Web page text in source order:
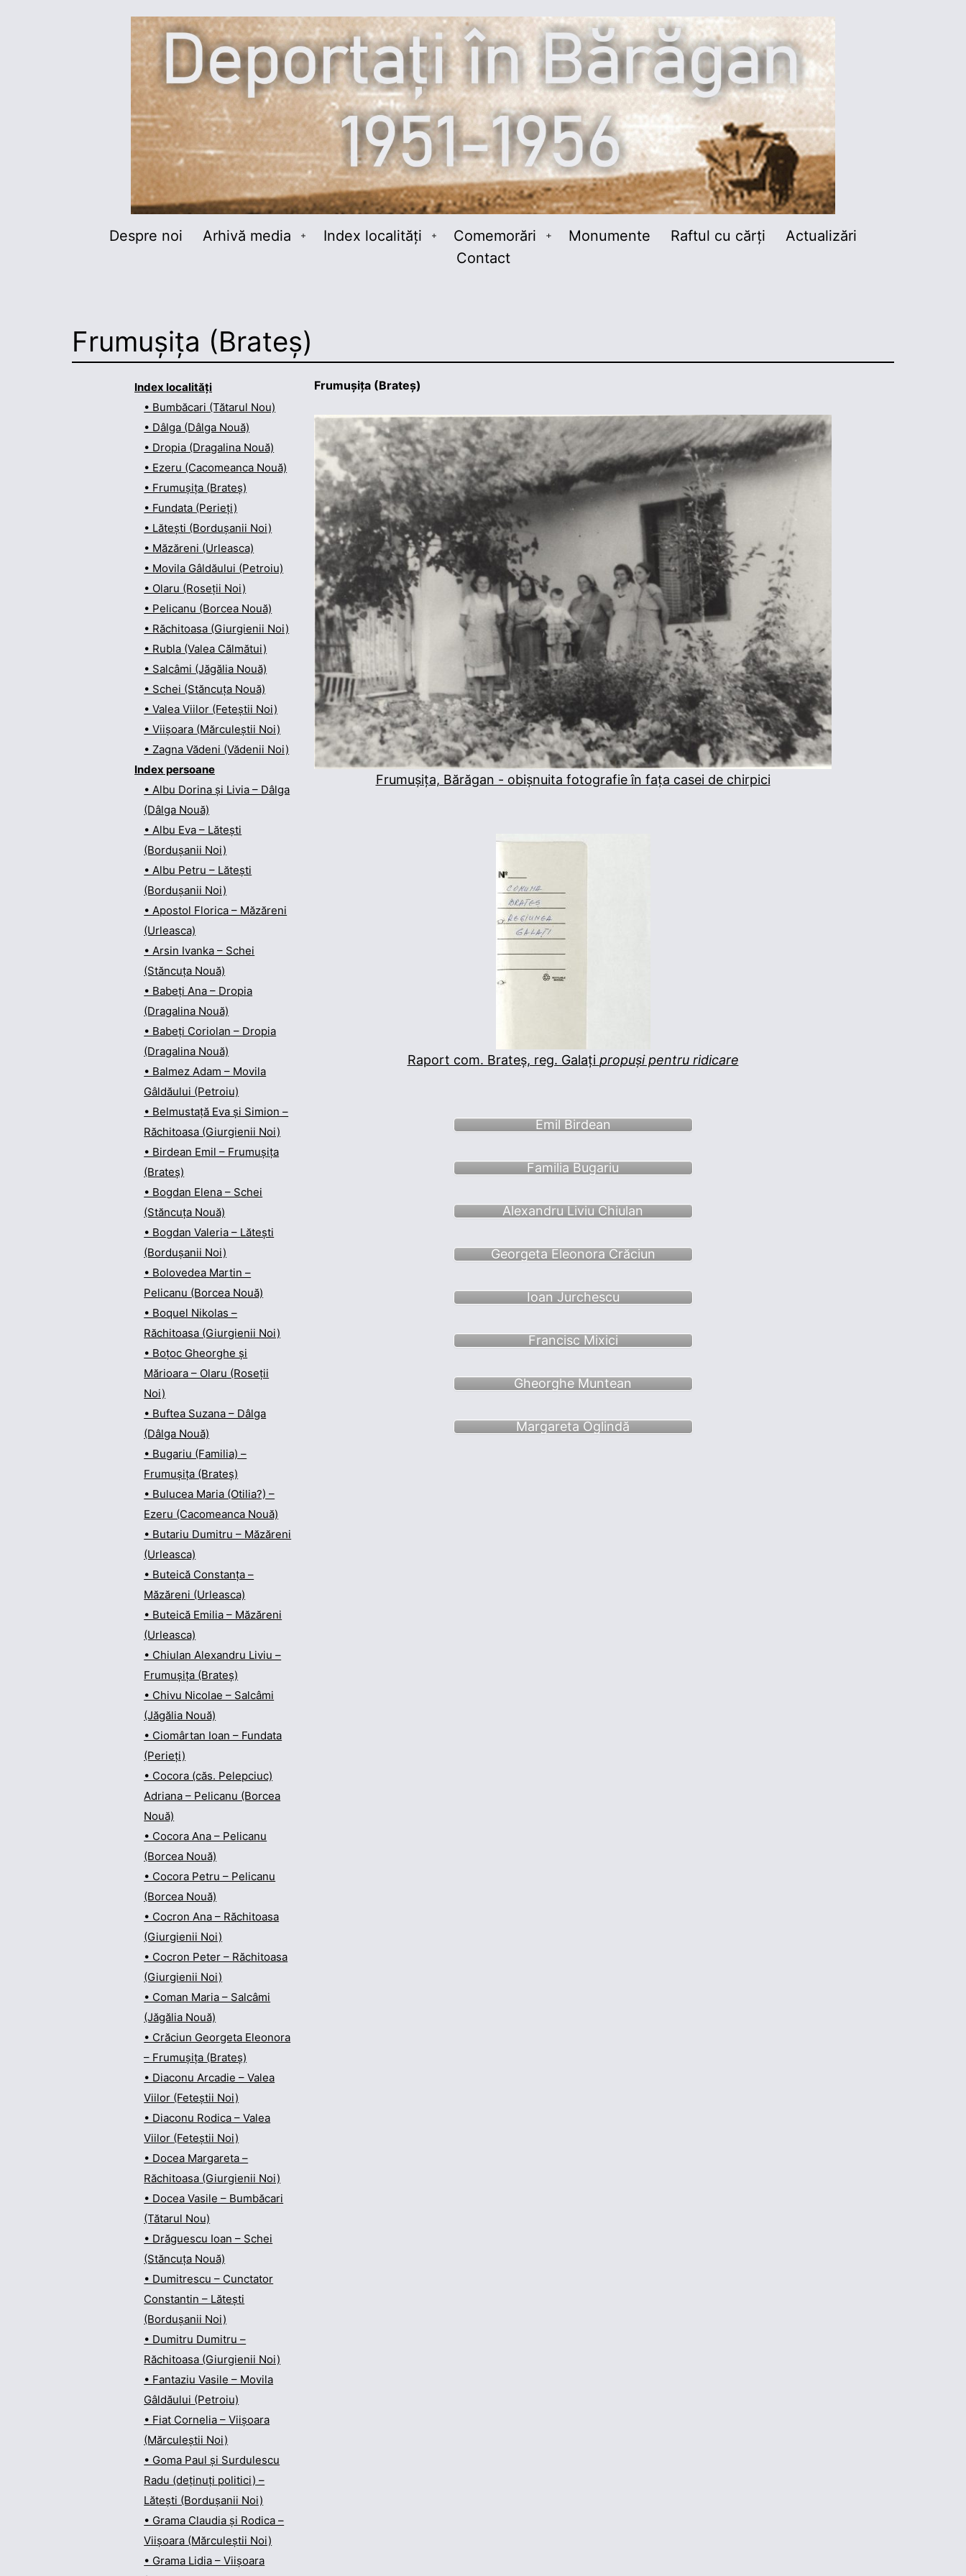
DeportațiDespre noi Arhivă media
Deschide
Index localități
Deschide
meniul
Comemorări
Deschide
Monumente Raftul cu cărți
Actualizări
Contact
Frumușița (Brateș)
Index localități
• Bumbăcari (Tătarul Nou)
• Dâlga (Dâlga Nouă)
• Dropia (Dragalina Nouă)
• Ezeru (Cacomeanca Nouă)
• Frumușița (Brateș)
• Fundata (Perieți)
• Lătești (Bordușanii Noi)
• Măzăreni (Urleasca)
• Movila Gâldăului (Petroiu)
• Olaru (Roseții Noi)
• Pelicanu (Borcea Nouă)
• Răchitoasa (Giurgienii Noi)
• Rubla (Valea Călmătui)
• Salcâmi (Jăgălia Nouă)
• Schei (Stăncuța Nouă)
• Valea Viilor (Feteștii Noi)
• Viișoara (Mărculeștii Noi)
• Zagna Vădeni (Vădenii Noi)
Index persoane
• Albu Dorina și Livia – Dâlga
(Dâlga Nouă)
• Albu Eva – Lătești
(Bordușanii Noi)
• Albu Petru – Lătești
(Bordușanii Noi)
• Apostol Florica – Măzăreni
(Urleasca)
• Arsin Ivanka – Schei
(Stăncuța Nouă)
• Babeți Ana – Dropia
(Dragalina Nouă)
• Babeți Coriolan – Dropia
(Dragalina Nouă)
• Balmez Adam – Movila
Gâldăului (Petroiu)
• Belmustață Eva și Simion –
Răchitoasa (Giurgienii Noi)
• Birdean Emil – Frumușița
(Brateș)
• Bogdan Elena – Schei
(Stăncuța Nouă)
• Bogdan Valeria – Lătești
(Bordușanii Noi)
• Bolovedea Martin –
Pelicanu (Borcea Nouă)
• Boquel Nikolas –
Răchitoasa (Giurgienii Noi)
• Boțoc Gheorghe și
Mărioara – Olaru (Roseții
Noi)
• Buftea Suzana – Dâlga
(Dâlga Nouă)
• Bugariu (Familia) –
Frumușița (Brateș)
• Bulucea Maria (Otilia?) –
Ezeru (Cacomeanca Nouă)
• Butariu Dumitru – Măzăreni
(Urleasca)
• Buteică Constanța –
Măzăreni (Urleasca)
• Buteică Emilia – Măzăreni
(Urleasca)
• Chiulan Alexandru Liviu –
Frumușița (Brateș)
• Chivu Nicolae – Salcâmi
(Jăgălia Nouă)
• Ciomârtan Ioan – Fundata
(Perieți)
• Cocora (căs. Pelepciuc)
Adriana – Pelicanu (Borcea
Nouă)
• Cocora Ana – Pelicanu
(Borcea Nouă)
• Cocora Petru – Pelicanu
(Borcea Nouă)
• Cocron Ana – Răchitoasa
(Giurgienii Noi)
• Cocron Peter – Răchitoasa
(Giurgienii Noi)
• Coman Maria – Salcâmi
(Jăgălia Nouă)
• Crăciun Georgeta Eleonora
– Frumușița (Brateș)
• Diaconu Arcadie – Valea
Viilor (Feteștii Noi)
• Diaconu Rodica – Valea
Viilor (Feteștii Noi)
• Docea Margareta –
Răchitoasa (Giurgienii Noi)
• Docea Vasile – Bumbăcari
(Tătarul Nou)
• Drăguescu Ioan – Schei
(Stăncuța Nouă)
• Dumitrescu – Cunctator
Constantin – Lătești
(Bordușanii Noi)
• Dumitru Dumitru –
Răchitoasa (Giurgienii Noi)
• Fantaziu Vasile – Movila
Gâldăului (Petroiu)
• Fiat Cornelia – Viișoara
(Mărculeștii Noi)
• Goma Paul și Surdulescu
Radu (deținuți politici) –
Lătești (Bordușanii Noi)
• Grama Claudia și Rodica –
Viișoara (Mărculeștii Noi)
• Grama Lidia – Viișoara
Frumușița (Brateș)
Frumușița, Bărăgan - obișnuita fotografie în fața casei de chirpici
Raport com. Brateș, reg. Galați propuși pentru ridicare
Emil Birdean
Familia Bugariu
Alexandru Liviu Chiulan
Georgeta Eleonora Crăciun
Ioan Jurchescu
Francisc Mixici
Gheorghe Muntean
Margareta Oglindă